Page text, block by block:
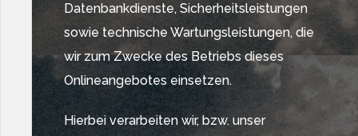
Datenbankdienste, Sicherheitsleistungen
sowie technische Wartungsleistungen, die
wir zum Zwecke des Betriebs dieses
Onlineangebotes einsetzen.
Hierbei verarbeiten wir, bzw. unser